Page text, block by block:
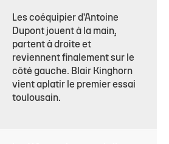
Les coéquipier d'Antoine
Dupont jouent à la main,
partent à droite et
reviennent finalement sur le
côté gauche. Blair Kinghorn
vient aplatir le premier essai
toulousain.